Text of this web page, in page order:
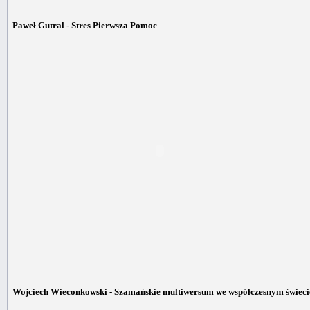
Paweł Gutral - Stres Pierwsza Pomoc
Wojciech Wieconkowski - Szamańskie multiwersum we współczesnym